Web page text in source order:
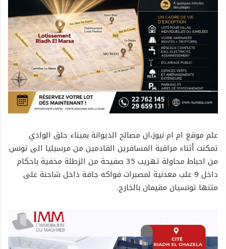
علم موقع ام ام نيوز،ان مصالح الديوانة بميناء حلق الوادي
تمكنت أثناء مراقبة المسافرين القادمين من مرسيليا الى تونس
من احباط محاولة تهريب 35 صفيحة من الزطلة مخفية باحكام
داخل 9 علب معدنية لمصبرات فواكه جافة داخل شاحنة على
متنها تونسيان مقيمان بالخارج.